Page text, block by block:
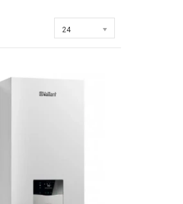
24